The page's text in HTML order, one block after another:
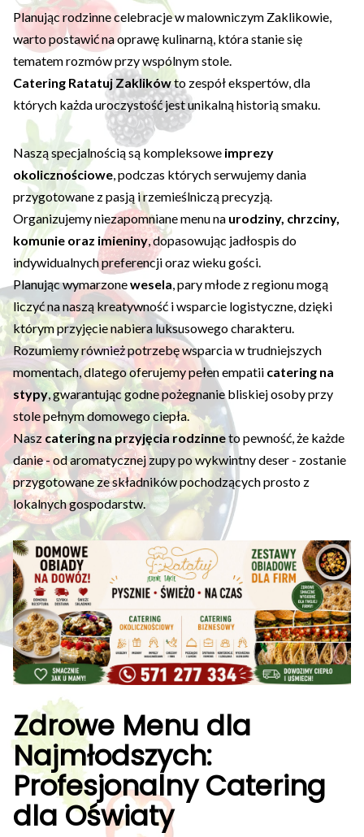
Planując rodzinne celebracje w malowniczym Zaklikowie,
warto postawić na oprawę kulinarną, która stanie się
tematem rozmów przy wspólnym stole.
Catering Ratatuj Zaklikówto zespół ekspertów, dla
których każda uroczystość jest unikalną historią smaku.
Naszą specjalnością są kompleksowe imprezy
okolicznościowe, podczas których serwujemy dania
przygotowane z pasją i rzemieślniczą precyzją.
Organizujemy niezapomniane menu na urodziny, chrzciny,
komunie oraz imieniny, dopasowując jadłospis do
indywidualnych preferencji oraz wieku gości.
Planując wymarzonewesela, pary młode z regionu mogą
liczyć na naszą kreatywność i wsparcie logistyczne, dzięki
którym przyjęcie nabiera luksusowego charakteru.
Rozumiemy również potrzebę wsparcia w trudniejszych
momentach, dlatego oferujemy pełen empatii catering na
stypy, gwarantując godne pożegnanie bliskiej osoby przy
stole pełnym domowego ciepła.
Nasz catering na przyjęcia rodzinneto pewność, że każde
danie - od aromatycznej zupy po wykwintny deser - zostanie
przygotowane ze składników pochodzących prosto z
lokalnych gospodarstw.
Zdrowe Menu dla
Najmłodszych:
Profesjonalny Catering
dla Oświaty